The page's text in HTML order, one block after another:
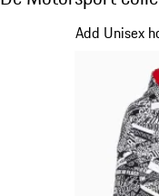
Add Unisex
Dia 1 van 20